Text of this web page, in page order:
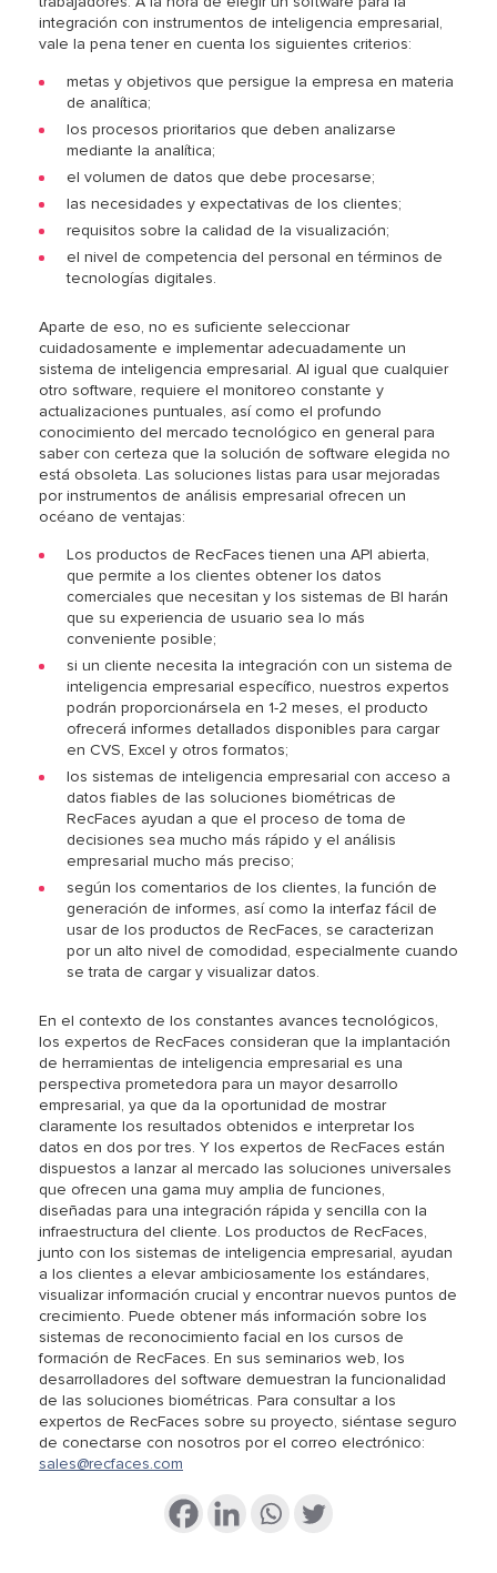
integración con instrumentos de inteligencia empresarial,
vale la pena tener en cuenta los siguientes criterios:
metas y objetivos que persigue la empresa en materia
de analítica;
los procesos prioritarios que deben analizarse
mediante la analítica;
el volumen de datos que debe procesarse;
las necesidades y expectativas de los clientes;
requisitos sobre la calidad de la visualización;
el nivel de competencia del personal en términos de
tecnologías digitales.
Aparte de eso, no es suficiente seleccionar
cuidadosamente e implementar adecuadamente un
sistema de inteligencia empresarial. Al igual que cualquier
otro software, requiere el monitoreo constante y
actualizaciones puntuales, así como el profundo
conocimiento del mercado tecnológico en general para
saber con certeza que la solución de software elegida no
está obsoleta. Las soluciones listas para usar mejoradas
por instrumentos de análisis empresarial ofrecen un
océano de ventajas:
Los productos de RecFaces tienen una API abierta,
que permite a los clientes obtener los datos
comerciales que necesitan y los sistemas de BI harán
que su experiencia de usuario sea lo más
conveniente posible;
si un cliente necesita la integración con un sistema de
inteligencia empresarial específico, nuestros expertos
podrán proporcionársela en 1-2 meses, el producto
ofrecerá informes detallados disponibles para cargar
en CVS, Excel y otros formatos;
los sistemas de inteligencia empresarial con acceso a
datos fiables de las soluciones biométricas de
RecFaces ayudan a que el proceso de toma de
decisiones sea mucho más rápido y el análisis
empresarial mucho más preciso;
según los comentarios de los clientes, la función de
generación de informes, así como la interfaz fácil de
usar de los productos de RecFaces, se caracterizan
por un alto nivel de comodidad, especialmente cuando
se trata de cargar y visualizar datos.
En el contexto de los constantes avances tecnológicos,
los expertos de RecFaces consideran que la implantación
de herramientas de inteligencia empresarial es una
perspectiva prometedora para un mayor desarrollo
empresarial, ya que da la oportunidad de mostrar
claramente los resultados obtenidos e interpretar los
datos en dos por tres. Y los expertos de RecFaces están
dispuestos a lanzar al mercado las soluciones universales
que ofrecen una gama muy amplia de funciones,
diseñadas para una integración rápida y sencilla con la
infraestructura del cliente. Los productos de RecFaces,
junto con los sistemas de inteligencia empresarial, ayudan
a los clientes a elevar ambiciosamente los estándares,
visualizar información crucial y encontrar nuevos puntos de
crecimiento. Puede obtener más información sobre los
sistemas de reconocimiento facial en los cursos de
formación de RecFaces. En sus seminarios web, los
desarrolladores del software demuestran la funcionalidad
de las soluciones biométricas. Para consultar a los
expertos de RecFaces sobre su proyecto, siéntase seguro
de conectarse con nosotros por el correo electrónico:
sales@recfaces.com